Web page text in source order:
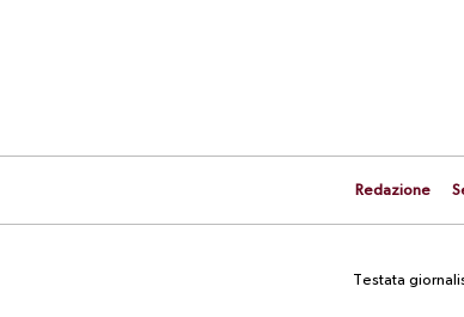
Redazione
Testata